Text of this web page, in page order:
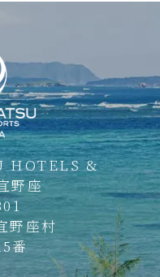
HOTELS &
野座
野座村
番